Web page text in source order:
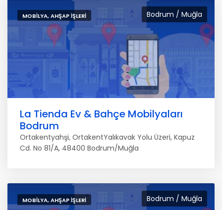
Bodrum / Muğla
MOBILYA, AHŞAP İŞLERI
La Tienda Ev & Bahçe Mobilyaları
Bodrum
Ortakentyahşi, OrtakentYalıkavak Yolu Üzeri, Kapuz
Cd. No 81/A, 48400 Bodrum/Muğla
Bodrum / Muğla
MOBILYA, AHŞAP İŞLERI